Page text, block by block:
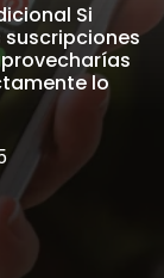
Si
lo